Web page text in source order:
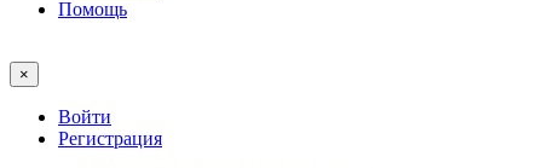
Помощь
×
Войти
Регистрация